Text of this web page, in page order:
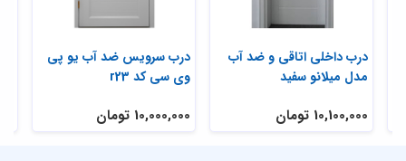
درب سرویس ضد آب یو پی
وی سی کد r23
10,000,000 تومان
درب داخلی اتاقی و ضد آب
مدل میلانو سفید
10,100,000 تومان